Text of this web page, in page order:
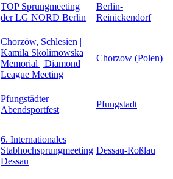
TOP Sprungmeeting
der LG NORD Berlin
Berlin-
Reinickendorf
Chorzów, Schlesien |
Kamila Skolimowska
Memorial | Diamond
League Meeting
Chorzow (Polen)
Pfungstädter
Abendsportfest
Pfungstadt
6. Internationales
Stabhochsprungmeeting
Dessau
Dessau-Roßlau